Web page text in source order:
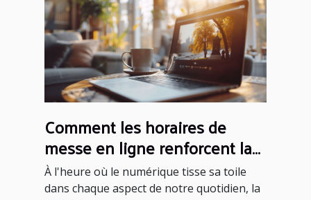
Comment les horaires de
messe en ligne renforcent la
foi communautaire
À l'heure où le numérique tisse sa toile
dans chaque aspect de notre quotidien, la